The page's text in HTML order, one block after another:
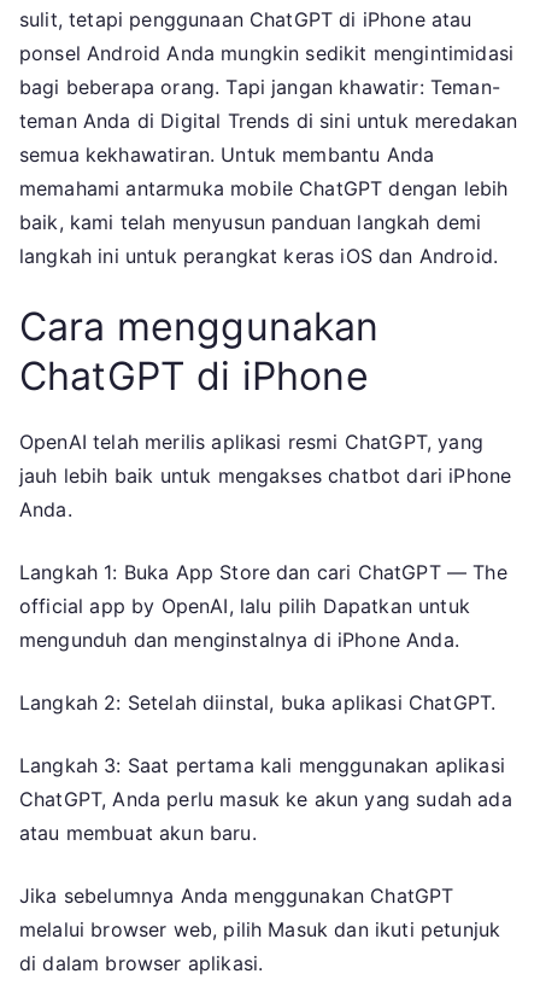
sulit, tetapi penggunaan ChatGPT di iPhone atau
ponsel Android Anda mungkin sedikit mengintimidasi
bagi beberapa orang. Tapi jangan khawatir: Teman-
teman Anda di Digital Trends di sini untuk meredakan
semua kekhawatiran. Untuk membantu Anda
memahami antarmuka mobile ChatGPT dengan lebih
baik, kami telah menyusun panduan langkah demi
langkah ini untuk perangkat keras iOS dan Android.
Cara menggunakan
ChatGPT di iPhone
OpenAI telah merilis aplikasi resmi ChatGPT, yang
jauh lebih baik untuk mengakses chatbot dari iPhone
Anda.
Langkah 1: Buka App Store dan cari ChatGPT — The
official app by OpenAI, lalu pilih Dapatkan untuk
mengunduh dan menginstalnya di iPhone Anda.
Langkah 2: Setelah diinstal, buka aplikasi ChatGPT.
Langkah 3: Saat pertama kali menggunakan aplikasi
ChatGPT, Anda perlu masuk ke akun yang sudah ada
atau membuat akun baru.
Jika sebelumnya Anda menggunakan ChatGPT
melalui browser web, pilih Masuk dan ikuti petunjuk
di dalam browser aplikasi.